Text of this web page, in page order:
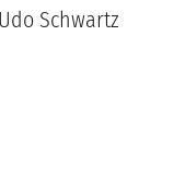
Schwartz